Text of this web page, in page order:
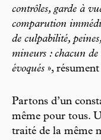
contrôles, garde à
comparution
de culpabilité,
mineurs : chacun de
évoqués »,
Partons d’un
même pour tous.
traité de la même